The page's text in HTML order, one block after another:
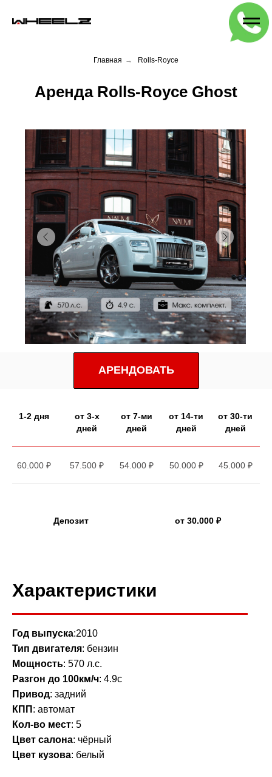
Главная → Rolls-Royce
Аренда Rolls-Royce Ghost
АРЕНДОВАТЬ
1-2 дня
от 3-х
дней
от 7-ми
дней
от 14-ти
дней
от 30-ти
дней
60.000 ₽ 57.500 ₽ 54.000 ₽ 50.000 ₽ 45.000 ₽
Депозит от 30.000 ₽
Характеристики
Год выпуска:2010
Тип двигателя: бензин
Мощность: 570 л.с.
Разгон до 100км/ч: 4.9с
Привод: задний
КПП : автомат
Кол-во мест: 5
Цвет салона: чёрный
Цвет кузова: белый